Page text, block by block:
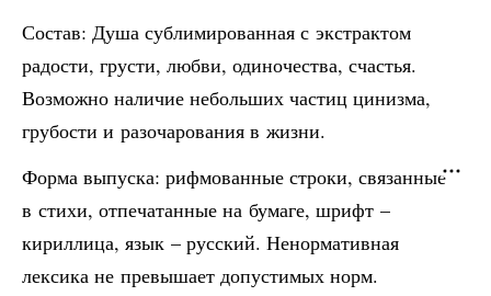
Состав: Душа сублимированная с экстрактом
радости, грусти, любви, одиночества, счастья.
Возможно наличие небольших частиц цинизма,
грубости и разочарования в жизни.
Форма выпуска: рифмованные строки, связанные
в стихи, отпечатанные на бумаге, шрифт –
кириллица, язык – русский. Ненормативная
лексика не превышает допустимых норм.